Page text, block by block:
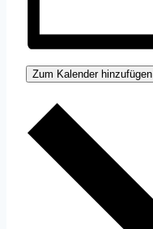
Zum Kalender hinzufügen